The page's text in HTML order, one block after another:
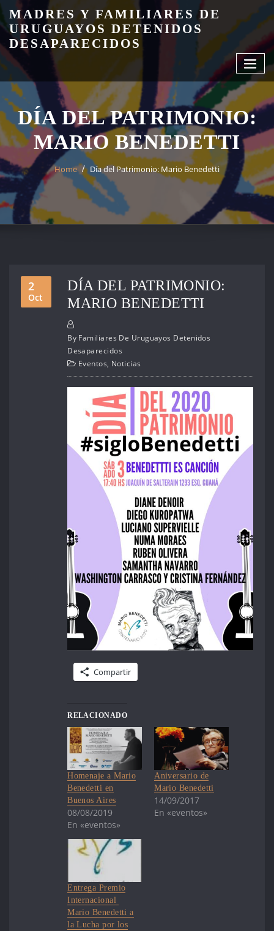
Skip
to
content
MADRES Y FAMILIARES DE
URUGUAYOS DETENIDOS
DESAPARECIDOS
DÍA DEL PATRIMONIO:
MARIO BENEDETTI
Home Día del Patrimonio: Mario Benedetti
2
Oct
DÍA DEL PATRIMONIO:
MARIO BENEDETTI
By Familiares De Uruguayos Detenidos
Desaparecidos
Eventos, Noticias
Compartir
RELACIONADO
Homenaje a Mario
Benedetti en
Buenos Aires
08/08/2019
En «eventos»
Aniversario de
Mario Benedetti
14/09/2017
En «eventos»
Entrega Premio
Internacional
Mario Benedetti a
la Lucha por los